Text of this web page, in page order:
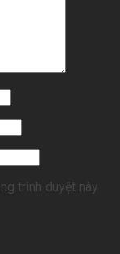
trình duyệt này